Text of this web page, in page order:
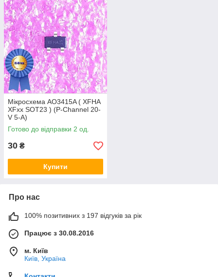
Мікросхема AO3415A ( XFHA
XFxx SOT23 ) (P-Channel 20-
V 5-A)
Готово до відправки 2 од.
30 ₴
Купити
Про нас
100% позитивних з 197 відгуків за рік
Працює з 30.08.2016
м. Київ
Київ, Україна